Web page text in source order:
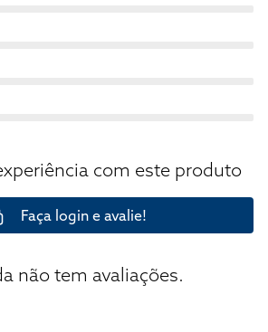
com este produto
Faça login e avalie!
não tem avaliações.